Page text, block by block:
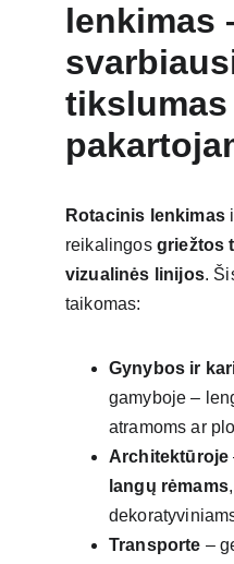
lenkimas
Rotacinis lenkimas
reikalingos griežtos
vizualinės linijos.
taikomas:
Gynybos ir
gamyboje –
atramoms ar
Architektūroje
langų rėmams
Transporte –